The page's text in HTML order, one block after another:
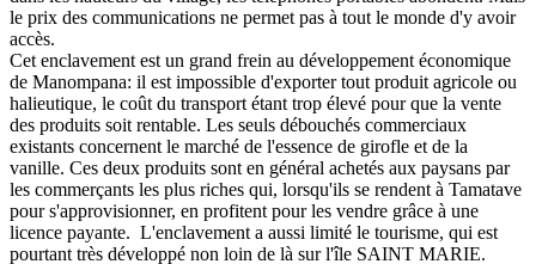
le prix des communications ne permet pas à tout le monde d'y avoir
accès.
Cet enclavement est un grand frein au développement économique
de Manompana: il est impossible d'exporter tout produit agricole ou
halieutique, le coût du transport étant trop élevé pour que la vente
des produits soit rentable. Les seuls débouchés commerciaux
existants concernent le marché de l'essence de girofle et de la
vanille. Ces deux produits sont en général achetés aux paysans par
les commerçants les plus riches qui, lorsqu'ils se rendent à Tamatave
pour s'approvisionner, en profitent pour les vendre grâce à une
licence payante. L'enclavement a aussi limité le tourisme, qui est
pourtant très développé non loin de là sur l'île SAINT MARIE.